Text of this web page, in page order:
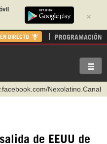
×
DIRECTO PROGRAMACIÓN
Nexolatino.Canal
de EEUU de